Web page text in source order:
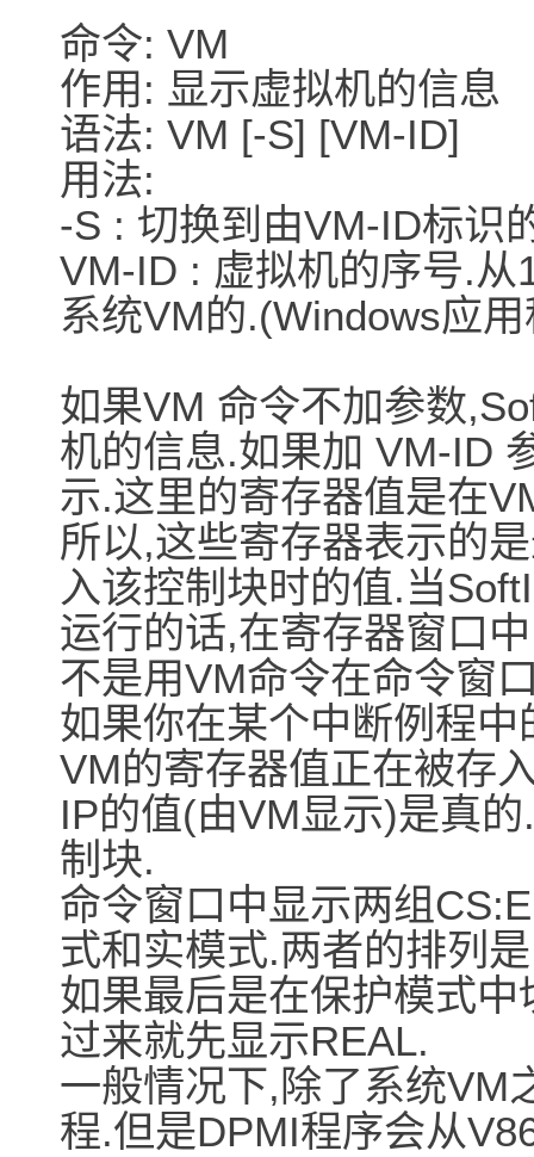
命令: VM
作用: 显示虚拟机的信息
语法: VM [-S] [VM-ID]
用法:
-S : 切换到由VM-ID标识
VM-ID : 虚拟机的序号.
系统VM的.(Windows应
如果VM 命令不加参数
机的信息.如果加 VM-ID
示.这里的寄存器值是在
所以,这些寄存器表示的
入该控制块时的值.当
运行的话,在寄存器窗口
不是用VM命令在命令窗
如果你在某个中断例程
VM的寄存器值正在被存
IP的值(由VM显示)是真
制块.
命令窗口中显示两组
式和实模式.两者的排列
如果最后是在保护模式
过来就先显示REAL.
一般情况下,除了系统VM
程.但是DPMI程序会从